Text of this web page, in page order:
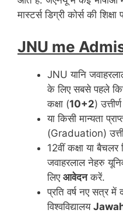
मास्टर्स डिग्री कोर्स की
JNU me
JNU यानि
के लिए सबसे पहले
कक्षा (10+2)
या किसी मान्यता
(Graduation)
12वीं कक्षा या बैचलर
जवाहरलाल नेहरु
लिए आवेदनकरें.
प्रति वर्ष नए सत्र में
विश्वविद्यालय